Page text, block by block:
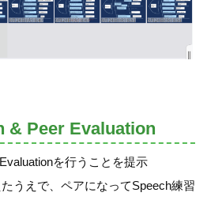
& Peer Evaluation
を行うことを提示
うえで、ペアになってSpeech練習